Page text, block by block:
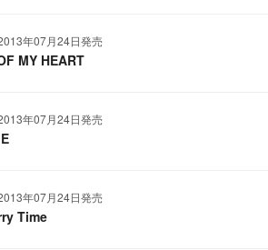
年07月24日発売
MY HEART
年07月24日発売
年07月24日発売
Time